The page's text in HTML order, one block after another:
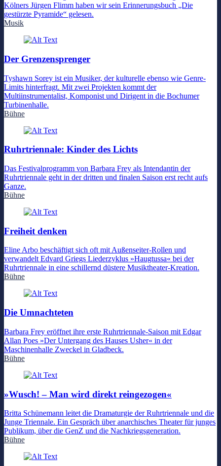
Kölners Jürgen Flimm haben wir sein Erinnerungsbuch „Die
gestürzte Pyramide“ gelesen.
Musik
Der Grenzensprenger
Tyshawn Sorey ist ein Musiker, der kulturelle ebenso wie Genre-
Limits hinterfragt. Mit zwei Projekten kommt der
Multiinstrumentalist, Komponist und Dirigent in die Bochumer
Turbinenhalle.
Bühne
Ruhrtriennale: Kinder des Lichts
Das Festivalprogramm von Barbara Frey als Intendantin der
Ruhrtriennale geht in der dritten und finalen Saison erst recht aufs
Ganze.
Bühne
Freiheit denken
Eline Arbo beschäftigt sich oft mit Außenseiter-Rollen und
verwandelt Edvard Griegs Liederzyklus »Haugtussa« bei der
Ruhrtriennale in eine schillernd düstere Musiktheater-Kreation.
Bühne
Die Umnachteten
Barbara Frey eröffnet ihre erste Ruhrtriennale-Saison mit Edgar
Allan Poes »Der Untergang des Hauses Usher« in der
Maschinenhalle Zweckel in Gladbeck.
Bühne
»Wusch! – Man wird direkt reingezogen«
Britta Schünemann leitet die Dramaturgie der Ruhrtriennale und die
Junge Triennale. Ein Gespräch über anarchisches Theater für junges
Publikum, über die GenZ und die Nachkriegsgeneration.
Bühne